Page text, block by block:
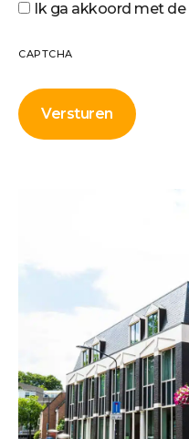
Ik ga akkoord met de
CAPTCHA